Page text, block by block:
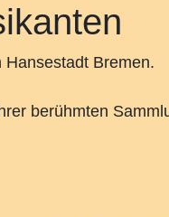
Bremen.
berühmten